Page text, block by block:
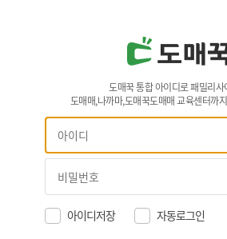
도매꾹 통합 아이디로 패밀리사
도매매,나까마,도매꾹도매매 교육센터까
아이디저장 자동로그인